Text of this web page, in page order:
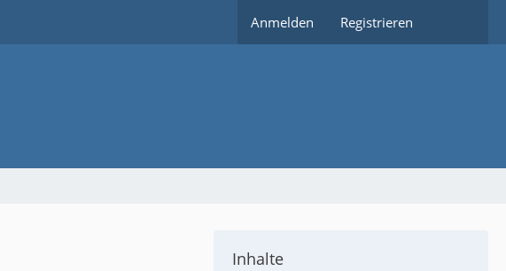
Anmelden Registrieren
Inhalte